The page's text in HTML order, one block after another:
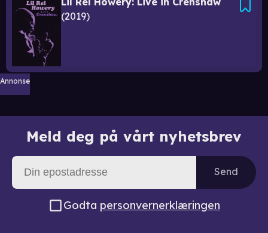
2019
Annonse
Meld deg på vårt nyhetsbrev
Send
Godta personvernerklæringen